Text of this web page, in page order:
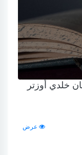
خلدي أوزتر
عرض